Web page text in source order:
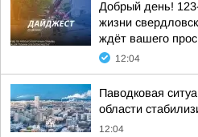
Добрый день!
жизни
ждёт вашего
12:04
Паводковая
области
12:04